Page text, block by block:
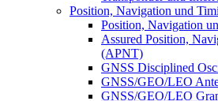
Position, Navigation und
Position, Navigation
Assured Position,
(APNT)
GNSS Disciplined
GNSS/GEO/LEO
GNSS/GEO/LEO